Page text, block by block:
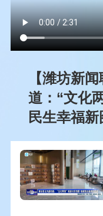
【潍坊新
道：“文化
民生幸福新